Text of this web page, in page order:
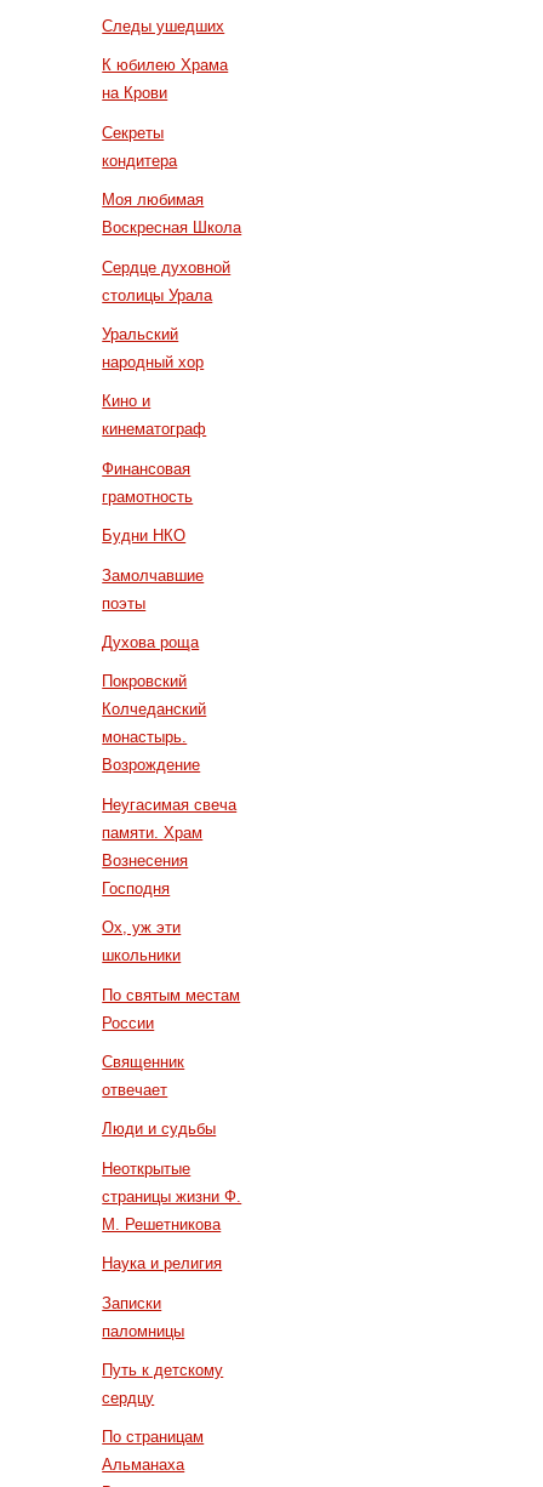
Следы ушедших
К юбилею Храма
на Крови
Секреты
кондитера
Моя любимая
Воскресная Школа
Сердце духовной
столицы Урала
Уральский
народный хор
Кино и
кинематограф
Финансовая
грамотность
Будни НКО
Замолчавшие
поэты
Духова роща
Покровский
Колчеданский
монастырь.
Возрождение
Неугасимая свеча
памяти. Храм
Вознесения
Господня
Ох, уж эти
школьники
По святым местам
России
Священник
отвечает
Люди и судьбы
Неоткрытые
страницы жизни Ф.
М. Решетникова
Наука и религия
Записки
паломницы
Путь к детскому
сердцу
По страницам
Альманаха